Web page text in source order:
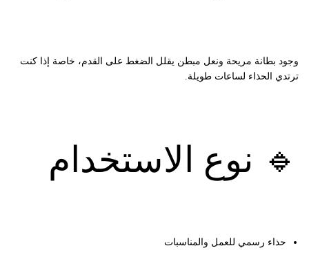
وجود بطانة مريحة ونعل مبطن يقلل الضغط على القدم، خاصة إذا كنت
ترتدي الحذاء لساعات طويلة.
🔹 نوع الاستخدام
حذاء رسمي للعمل والمناسبات